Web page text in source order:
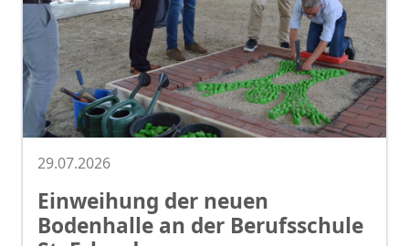
29.07.2026
Einweihung der neuen
Bodenhalle an der Berufsschule